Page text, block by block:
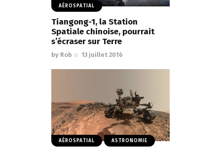
AÉROSPATIAL
Tiangong-1, la Station
Spatiale chinoise, pourrait
s’écraser sur Terre
by Rob 13 juillet 2016
AÉROSPATIAL ASTRONOMIE